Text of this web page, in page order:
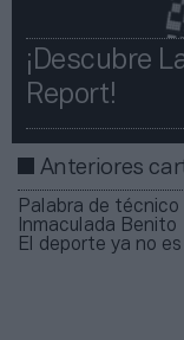
¡Descubre
Report!​​
Anteriores
Palabra de técnico
Inmaculada Benito
El deporte ya no